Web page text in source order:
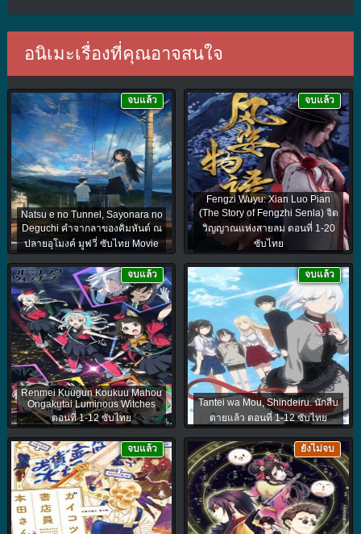
อนิเมะเรื่องที่คุณอาจสนใจ
Natsu e no Tunnel, Sayonara no
Deguchi คำจากลาของคิมหันต์ ณ
ปลายอุโมงค์ มูฟวี่ ซับไทย Movie
จบแล้ว
Fengzi Wuyu: Xian Luo Pian
(The Story of Fengzhi Senla) จิต
วิญญาณแห่งสายลม ตอนที่ 1-20
ซับไทย
จบแล้ว
Renmei Kuugun Koukuu Mahou
Ongakutai Luminous Witches
ตอนที่ 1-12 ซับไทย
จบแล้ว
Tantei wa Mou, Shindeiru. นักสืบ
ตายแล้ว ตอนที่ 1-12 ซับไทย
จบแล้ว
จบแล้ว ยังไม่จบ